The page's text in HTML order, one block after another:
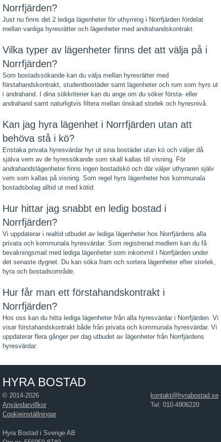
Norrfjärden?
Just nu finns det 2 lediga lägenheter för uthyrning i Norrfjärden fördelat
mellan vanliga hyresrätter och lägenheter med andrahandskontrakt.
Vilka typer av lägenheter finns det att välja på i
Norrfjärden?
Som bostadssökande kan du välja mellan hyresrätter med
förstahandskontrakt, studentbostäder samt lägenheter och rum som hyrs ut
i andrahand. I dina sökkriterier kan du ange om du söker första- eller
andrahand samt naturligtvis filtera mellan önskad storlek och hyresnivå.
Kan jag hyra lägenhet i Norrfjärden utan att
behöva stå i kö?
Enstaka privata hyresvärdar hyr ut sina bostäder utan kö och väljer då
själva vem av de hyressökande som skall kallas till visning. För
andrahandslägenheter finns ingen bostadskö och där väljer uthyraren själv
vem som kallas på visning. Som regel hyrs lägenheter hos kommunala
bostadsbolag alltid ut med kötid.
Hur hittar jag snabbt en ledig bostad i
Norrfjärden?
Vi uppdaterar i realtid utbudet av lediga lägenheter hos Norrfjärdens alla
privata och kommunala hyresvärdar. Som registrerad medlem kan du få
bevakningsmail med lediga lägenheter som inkommit i Norrfjärden under
det senaste dygnet. Du kan söka fram och sortera lägenheter efter storlek,
hyra och bostadsområde.
Hur får man ett förstahandskontrakt i
Norrfjärden?
Hos oss kan du hitta lediga lägenheter från alla hyresvärdar i Norrfjärden. Vi
visar förstahandskontrakt både från privata och kommunala hyresvärdar. Vi
uppdaterar flera gånger per dag utbudet av lägenheter från Norrfjärdens
hyresvärdar.
HYRA BOSTAD
kontakt@hyrabostad.se
Tel: 010-4906220
© 2014-2026
Användarvillkor
Cookieinställningar
Hyra Bostad i Sverige AB